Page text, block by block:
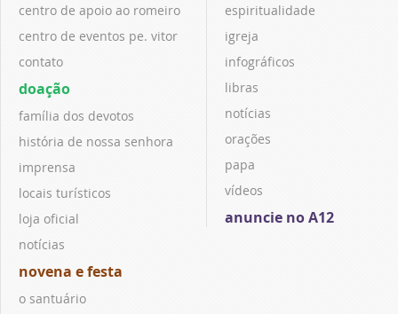
centro de apoio ao romeiro
centro de eventos pe. vitor
contato
doação
família dos devotos
história de nossa senhora
imprensa
locais turísticos
loja oficial
notícias
novena e festa
o santuário
espiritualidade
igreja
infográficos
libras
notícias
orações
papa
vídeos
anuncie no A12